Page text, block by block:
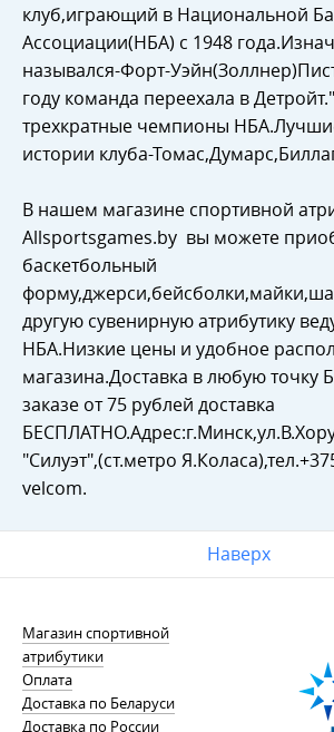
клуб,играющий в Национальной
Ассоциации(НБА) с 1948
назывался-Форт-
году команда переехала в
трехкратные чемпионы
истории клуба-
В нашем магазине спортивной
Allsportsgames.by вы можете
баскетбольный
другую сувенирную атрибутику
НБА.Низкие цены и удобное
магазина.Доставка в любую точку
заказе от 75 рублей доставка
"Силуэт",(ст.метро
velcom.
Наверх
Магазин спортивной
атрибутики
Оплата
Доставка по Беларуси
Доставка по России